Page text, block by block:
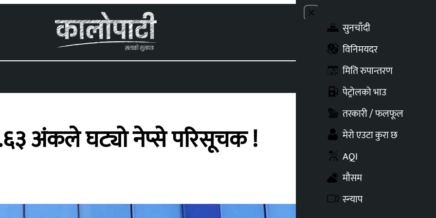
Close menu
सुनचाँदी
विनिमयदर
मिति रुपान्तरण
पेट्रोलको भाउ
तरकारी / फलफूल
मेरो एउटा कुरा छ
AQI
मौसम
स्न्याप
अंकले घट्यो नेप्से परिसूचक !